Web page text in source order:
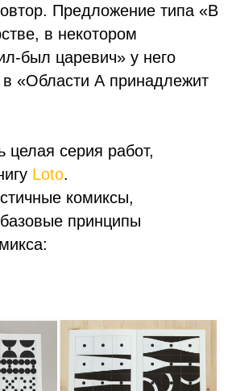
Предложение типа «В
в некотором
был царевич» у него
«Области А принадлежит
целая серия работ,
Loto.
комиксы,
принципы